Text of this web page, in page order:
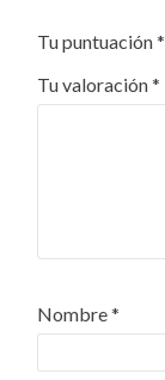
Tu puntuación*
Tu valoración*
Nombre*